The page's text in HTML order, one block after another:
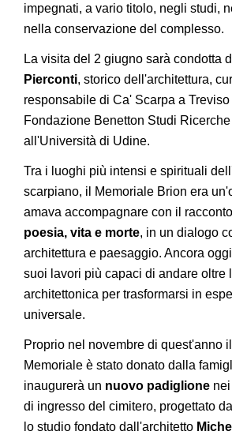
impegnati, a vario titolo, negli studi,
nella conservazione del complesso.
La visita del 2 giugno sarà condotta
Pierconti, storico dell'architettura,
responsabile di Ca' Scarpa a
Fondazione Benetton Studi
all'Università di Udine.
Tra i luoghi più intensi e spirituali
scarpiano, il Memoriale Brion era
amava accompagnare con il
poesia, vita e morte, in un dialogo
architettura e paesaggio. Ancora
suoi lavori più capaci di andare oltre
architettonica per trasformarsi in
universale.
Proprio nel novembre di quest'anno il
Memoriale è stato donato dalla
inaugurerà un nuovo padiglione
di ingresso del cimitero, progettato da
lo studio fondato dall'architetto